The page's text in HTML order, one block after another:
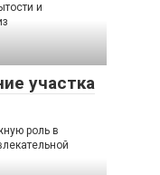
и
участка
роль в